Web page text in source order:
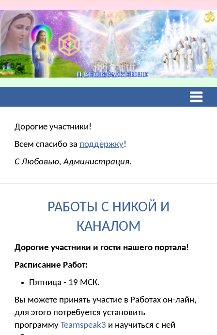
Дорогие участники!
Всем спасибо за поддержку!
С Любовью, Администрация.
РАБОТЫ С НИКОЙ И
КАНАЛОМ
Дорогие участники и гости нашего портала!
Расписание Работ:
Пятница - 19 МСК.
Вы можете принять участие в Работах он-лайн,
для этого потребуется установить
программу Teamspeak3 и научиться с ней